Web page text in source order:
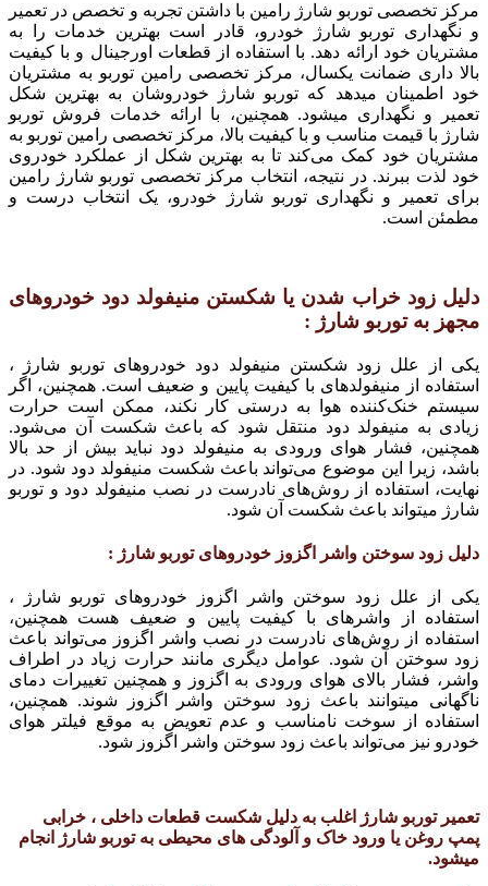
مرکز تخصصی توربو شارژ رامین با داشتن تجربه و تخصص در تعمیر
و نگهداری توربو شارژ خودرو، قادر است بهترین خدمات را به
مشتریان خود ارائه دهد. با استفاده از قطعات اورجینال و با کیفیت
بالا داری ضمانت یکسال، مرکز تخصصی رامین توربو به مشتریان
خود اطمینان میدهد که توربو شارژ خودروشان به بهترین شکل
تعمیر و نگهداری میشود. همچنین، با ارائه خدمات فروش توربو
شارژ با قیمت مناسب و با کیفیت بالا، مرکز تخصصی رامین توربو به
مشتریان خود کمک می‌کند تا به بهترین شکل از عملکرد خودروی
خود لذت ببرند. در نتیجه، انتخاب مرکز تخصصی توربو شارژ رامین
برای تعمیر و نگهداری توربو شارژ خودرو، یک انتخاب درست و
مطمئن است.
دلیل زود خراب شدن یا شکستن منیفولد دود خودروهای
مجهز به توربو شارژ :
یکی از علل زود شکستن منیفولد دود خودروهای توربو شارژ ،
استفاده از منیفولد‌های با کیفیت پایین و ضعیف است. همچنین، اگر
سیستم خنک‌کننده هوا به درستی کار نکند، ممکن است حرارت
زیادی به منیفولد دود منتقل شود که باعث شکست آن می‌شود.
همچنین، فشار هوای ورودی به منیفولد دود نباید بیش از حد بالا
باشد، زیرا این موضوع می‌تواند باعث شکست منیفولد دود شود. در
نهایت، استفاده از روش‌های نادرست در نصب منیفولد دود و توربو
شارژ میتواند باعث شکست آن شود.
دلیل زود سوختن واشر اگزوز خودروهای توربو شارژ :
یکی از علل زود سوختن واشر اگزوز خودروهای توربو شارژ ،
استفاده از واشرهای با کیفیت پایین و ضعیف هست همچنین،
استفاده از روش‌های نادرست در نصب واشر اگزوز می‌تواند باعث
زود سوختن آن شود. عوامل دیگری مانند حرارت زیاد در اطراف
واشر، فشار بالای هوای ورودی به اگزوز و همچنین تغییرات دمای
ناگهانی میتوانند باعث زود سوختن واشر اگزوز شوند. همچنین،
استفاده از سوخت نامناسب و عدم تعویض به موقع فیلتر هوای
خودرو نیز می‌تواند باعث زود سوختن واشر اگزوز شود.
تعمیر توربو شارژ اغلب به دلیل شکست قطعات داخلی ، خرابی
پمپ روغن یا ورود خاک و آلودگی ‌های محیطی به توربو شارژ انجام
میشود.